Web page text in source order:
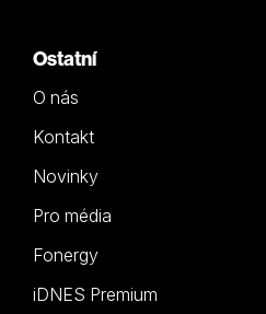
Ostatní
O nás
Kontakt
Novinky
Pro média
Fonergy
iDNES Premium